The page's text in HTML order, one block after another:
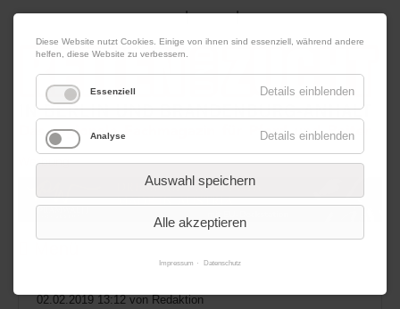
06. August 2026 Impressum|Kontakt|Datenschutz
Werbung
02.02.2019 13:12 von Redaktion
Diese Website nutzt Cookies. Einige von ihnen sind essenziell, während andere
helfen, diese Website zu verbessern.
Essenziell Details einblenden
Analyse Details einblenden
Auswahl speichern
Alle akzeptieren
Impressum Datenschutz